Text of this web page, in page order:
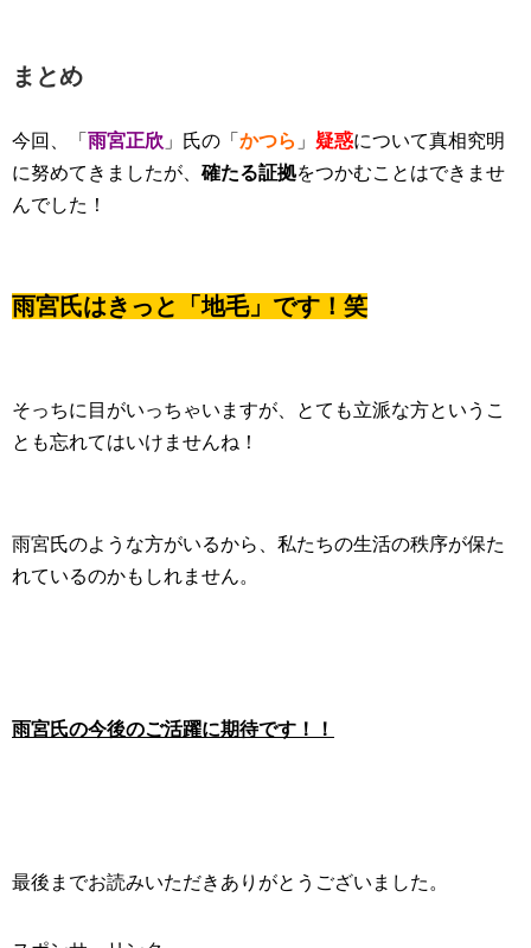
まとめ
今回、「 雨宮正欣 」氏の「 かつら 」 疑惑について真相究明
に努めてきましたが、 確たる証拠をつかむことはできませ
んでした！
雨宮氏はきっと「地毛」です！笑
そっちに目がいっちゃいますが、とても立派な方というこ
とも忘れてはいけませんね！
雨宮氏のような方がいるから、私たちの生活の秩序が保た
れているのかもしれません。
雨宮氏の今後のご活躍に期待です！！
最後までお読みいただきありがとうございました。